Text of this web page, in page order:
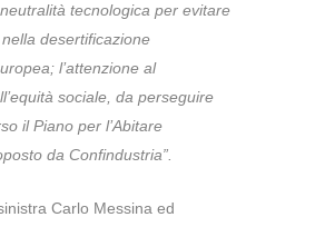
tecnologica per evitare
desertificazione
l’attenzione al
sociale, da perseguire
il Piano per l’Abitare
da Confindustria”.
Carlo Messina ed